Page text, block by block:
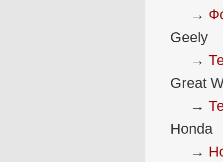
→
Geely
→
Great
→
Honda
→